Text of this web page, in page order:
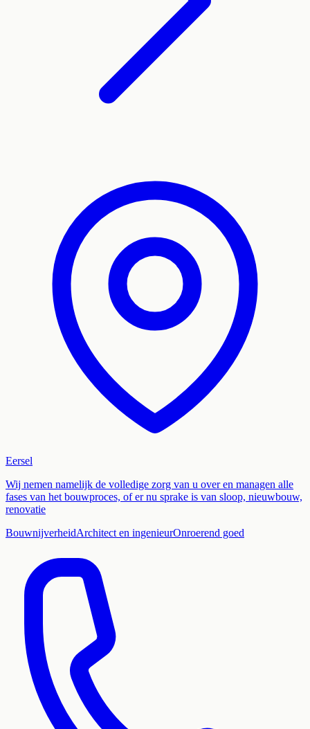
Eersel
Wij nemen namelijk de volledige zorg van u over en managen alle
fases van het bouwproces, of er nu sprake is van sloop, nieuwbouw,
renovatie
BouwnijverheidArchitect en ingenieurOnroerend goed